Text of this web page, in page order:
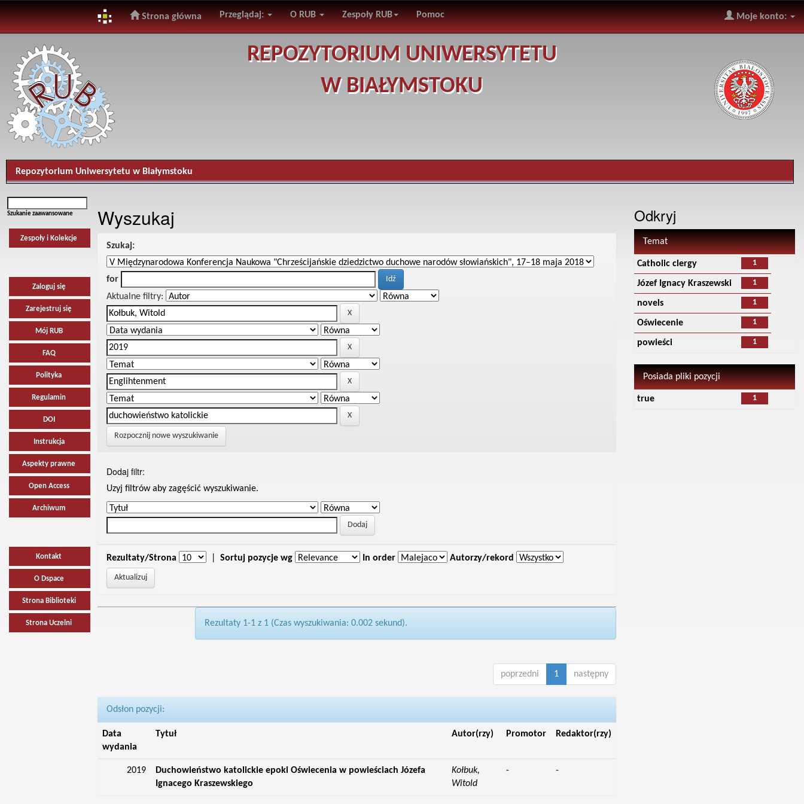
navigation
Strona główna Przeglądaj: O RUB Zespoły RUB Pomoc Moje konto:
REPOZYTORIUM UNIWERSYTETU
W BIAŁYMSTOKU
Repozytorium Uniwersytetu w Białymstoku
Szukanie zaawansowane
Zespoły i Kolekcje
Zaloguj się
Zarejestruj się
Mój RUB
FAQ
Polityka
Regulamin
DOI
Instrukcja
Aspekty prawne
Open Access
Archiwum
Kontakt
O Dspace
Strona Biblioteki
Strona Uczelni
Wyszukaj
Szukaj:
for
Aktualne filtry:
Rozpocznij nowe wyszukiwanie
Dodaj filtr:
Uzyj filtrów aby zagęścić wyszukiwanie.
Rezultaty/Strona Sortuj pozycje wg In order Autorzy/rekord
Rezultaty 1-1 z 1 (Czas wyszukiwania: 0.002 sekund).
poprzedni 1 następny
Odsłon pozycji:
Data
wydania
Tytuł Autor(rzy) Promotor Redaktor(rzy)
2019
Duchowieństwo katolickie epoki Oświecenia w powieściach Józefa
Ignacego Kraszewskiego
Kołbuk,
Witold
- -
Odkryj
Temat
1
Catholic clergy
1
Józef Ignacy Kraszewski
1
novels
1
Oświecenie
1
powieści
Posiada pliki pozycji
1
true